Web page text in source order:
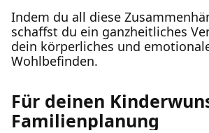
Indem du all diese
schaffst du ein ganzheitliches
dein körperliches und
Wohlbefinden.
Für deinen
Familienplanung